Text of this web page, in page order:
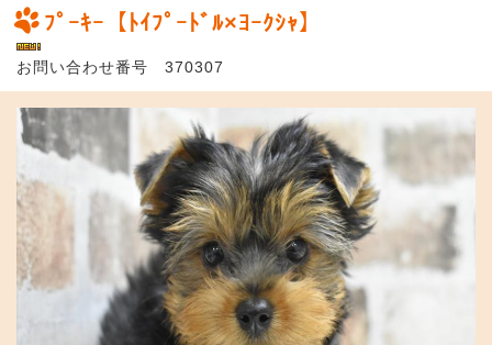
ﾌﾟｰｷｰ【ﾄｲﾌﾟｰﾄﾞﾙ×ﾖｰｸｼｬ】
お問い合わせ番号 370307